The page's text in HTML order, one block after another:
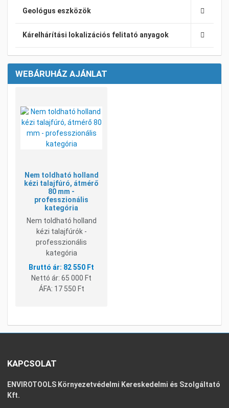
Geológus eszközök
Kárelhárítási lokalizációs felitató anyagok
WEBÁRUHÁZ AJÁNLAT
Nem toldható holland
kézi talajfúró, átmérő
80 mm -
professzionális
kategória
Nem toldható holland
kézi talajfúrók -
professzionális
kategória
82 550 Ft
Nettó ár: 65 000 Ft
ÁFA: 17 550 Ft
KAPCSOLAT
ENVIROTOOLS Környezetvédelmi Kereskedelmi és Szolgáltató
Kft.